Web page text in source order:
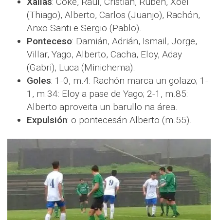
(Thiago), Alberto, Carlos (Juanjo), Rachón,
Anxo Santi e Sergio (Pablo).
Ponteceso: Damián, Adrián, Ismail, Jorge,
Villar, Yago, Alberto, Cacha, Eloy, Aday
(Gabri), Luca (Minichema).
Goles: 1-0, m.4: Rachón marca un golazo; 1-
1, m.34: Eloy a pase de Yago; 2-1, m.85:
Alberto aproveita un barullo na área.
Expulsión: o pontecesán Alberto (m.55).